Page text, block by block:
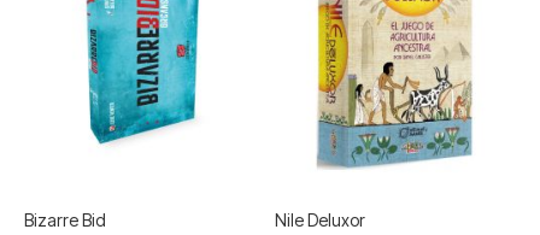
Bizarre Bid
Nile Deluxor